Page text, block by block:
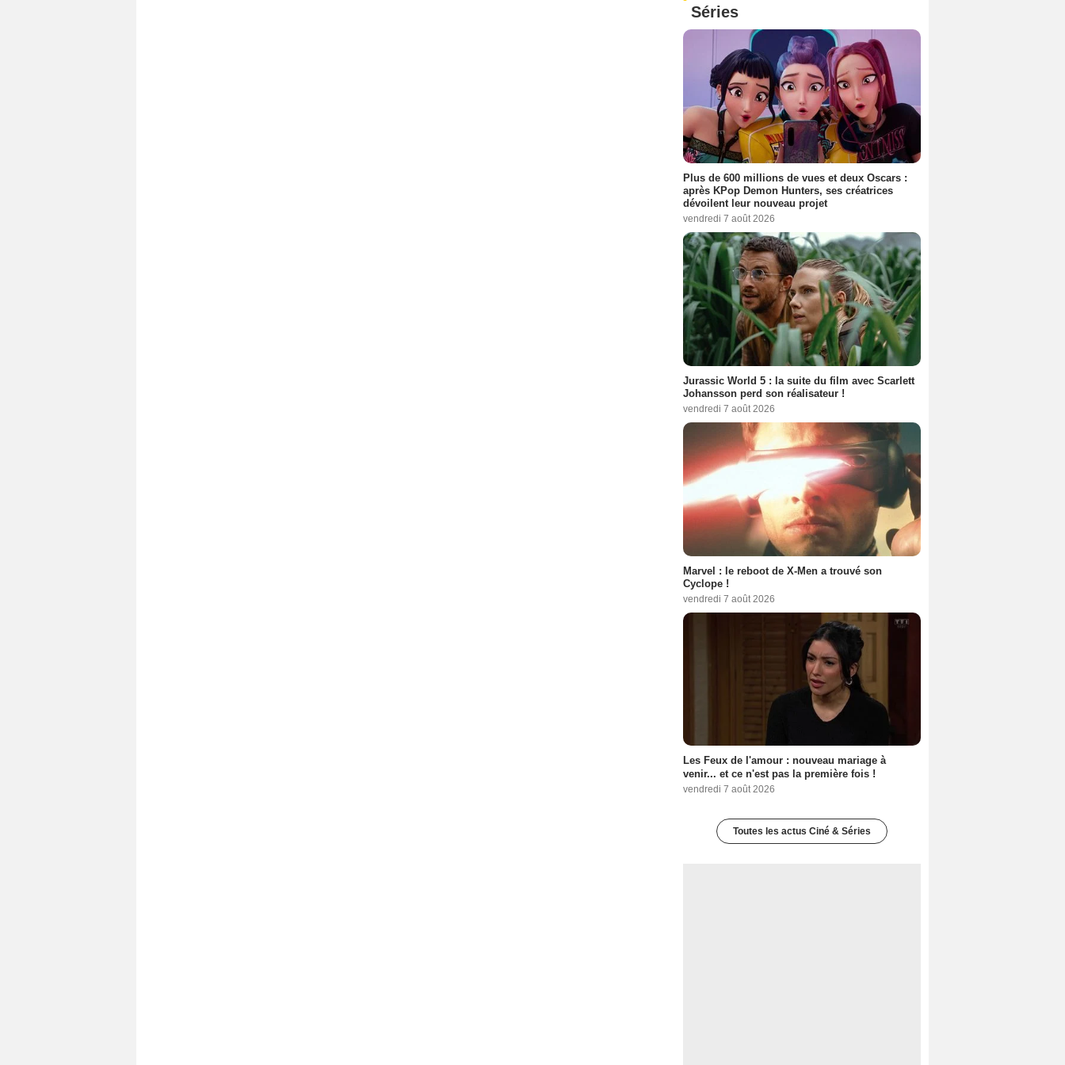
Séries
Plus de 600 millions de vues et deux Oscars :
après KPop Demon Hunters, ses créatrices
dévoilent leur nouveau projet
vendredi 7 août 2026
Jurassic World 5 : la suite du film avec Scarlett
Johansson perd son réalisateur !
vendredi 7 août 2026
Marvel : le reboot de X-Men a trouvé son
Cyclope !
vendredi 7 août 2026
Les Feux de l'amour : nouveau mariage à
venir... et ce n'est pas la première fois !
vendredi 7 août 2026
Toutes les actus Ciné & Séries